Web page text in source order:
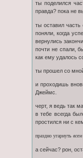
ты поделился
правда? пока не
ты оставил
поняли, когда
вернулись
почти не спали,
как ему удалось
ты прошел со
и проходишь
Джеймс.
черт, я ведь так
в тебе всегда
простился ни с
праздно угарнуть
а сейчас? рон,